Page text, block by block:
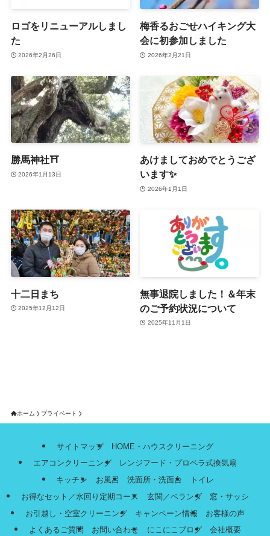
ロゴをリニューアルしまし
た
2026年2月26日
梅香るおごせハイキング大
会に初参加しました
2026年2月21日
勝馬神社⛩
2026年1月13日
あけましておめでとうござ
います✨
2026年1月1日
十二日まち
2025年12月12日
無事退院しました！＆年末
のご予約状況について
2025年11月1日
ホーム プライベート
サイトマップ
HOME・ハウスクリーニング
エアコンクリーニング
レンジフード・プロペラ式換気扇
キッチン
お風呂 洗面所・洗面台
トイレ
お得なセット／水回り定期コース
玄関／ベランダ
窓・サッシ
お引越し・空室クリーニング
キャンペーン情報
お客様の声
よくあるご質問
お問い合わせ にこにこブログ 会社概要